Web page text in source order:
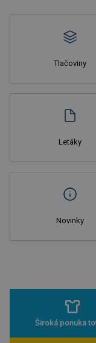
Tlačoviny
Letáky
Novinky
Široká ponuka